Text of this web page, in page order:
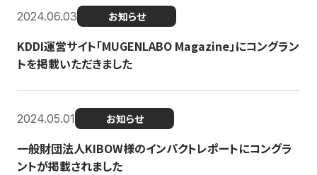
2024.06.03 お知らせ
KDDI運営サイト「MUGENLABO Magazine」にコングラン
トを掲載いただきました
2024.05.01 お知らせ
一般財団法人KIBOW様のインパクトレポートにコングラ
ントが掲載されました